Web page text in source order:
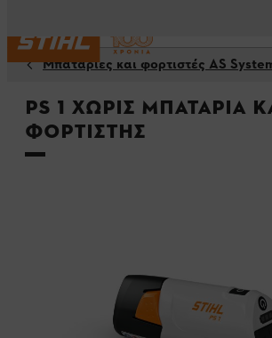
Μπαταρίες και φορτιστές AS
PS 1 χωρίς μπαταρία
φορτιστής